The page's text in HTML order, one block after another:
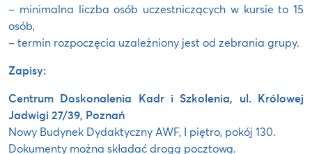
– minimalna liczba osób uczestniczących w kursie to 15
osób,
– termin rozpoczęcia uzależniony jest od zebrania grupy.
Zapisy:
Centrum Doskonalenia Kadr i Szkolenia, ul. Królowej
Jadwigi 27/39, Poznań
Nowy Budynek Dydaktyczny AWF, I piętro, pokój 130.
Dokumenty można składać drogą pocztową.